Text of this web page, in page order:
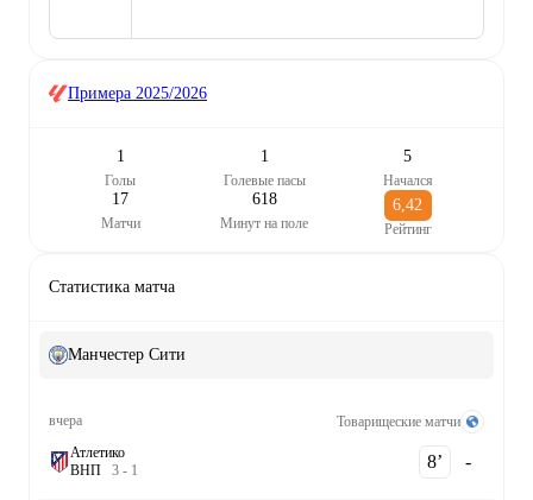
Примера 2025/2026
1
Голы
1
Голевые пасы
5
Начался
17
Матчи
618
Минут на поле
6,42
Рейтинг
Статистика матча
Манчестер Сити
вчера
Товарищеские матчи
Атлетико
ВНП 3 - 1 8‎’‎ -